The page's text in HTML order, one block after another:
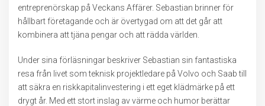
entreprenörskap på Veckans Affärer. Sebastian brinner för
hållbart företagande och är övertygad om att det går att
kombinera att tjäna pengar och att rädda världen.
Under sina förläsningar beskriver Sebastian sin fantastiska
resa från livet som teknisk projektledare på Volvo och Saab till
att säkra en riskkapitalinvestering i ett eget klädmärke på ett
drygt år. Med ett stort inslag av värme och humor berättar